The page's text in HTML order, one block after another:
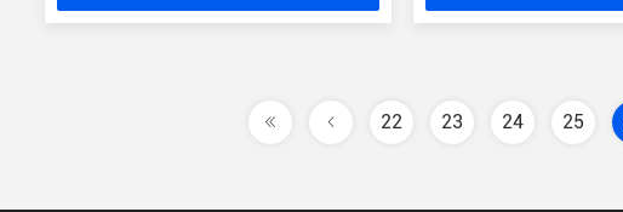
22 23 24 25